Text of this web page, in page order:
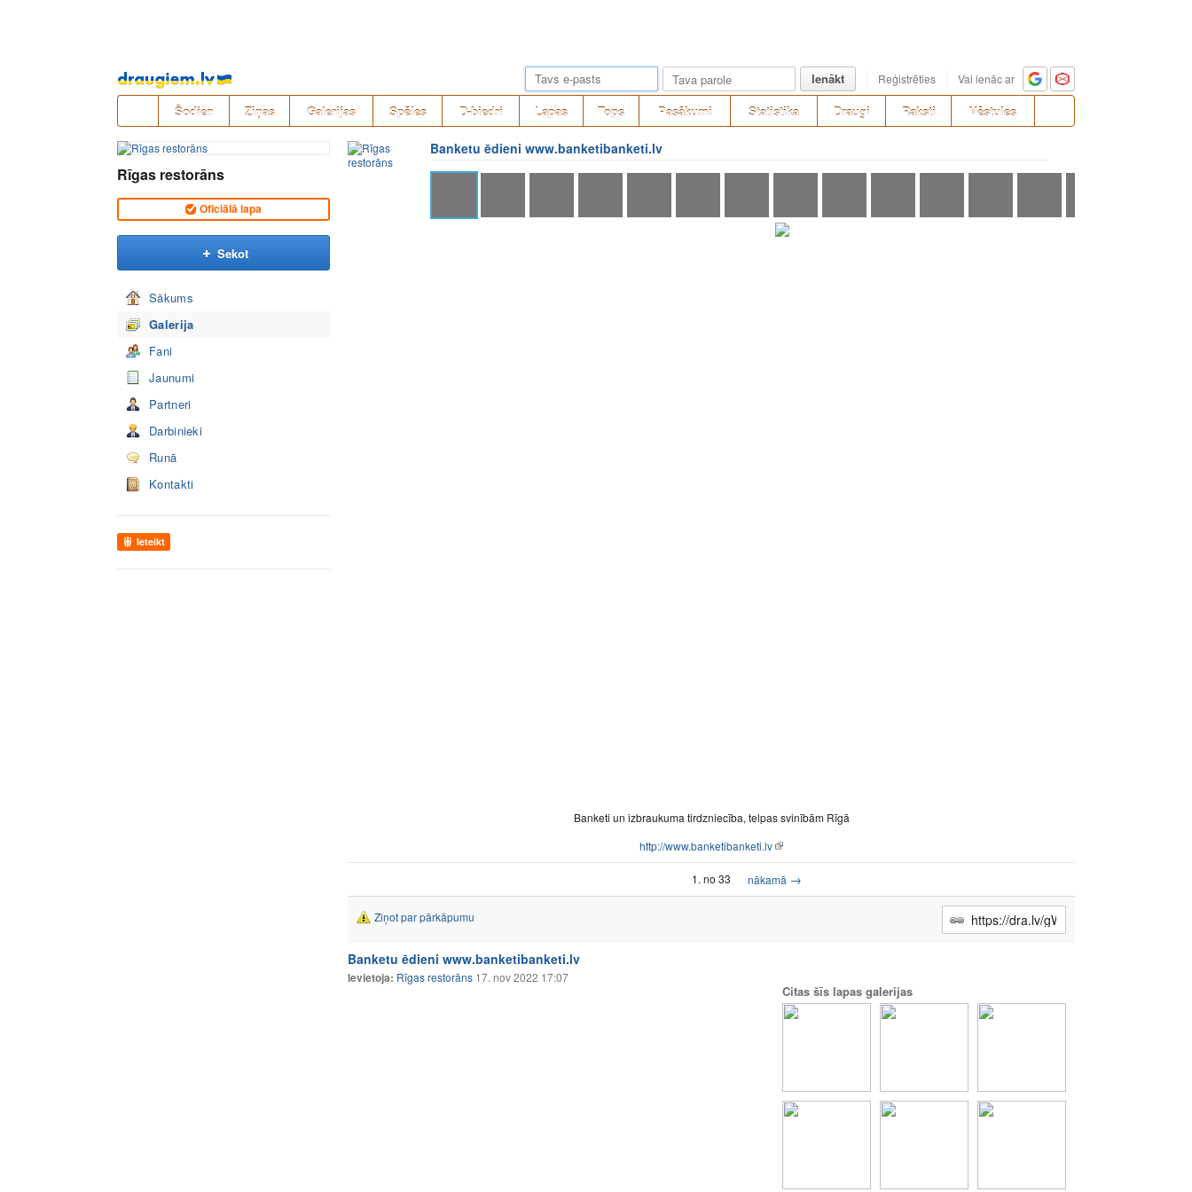
Pāriet
uz
saturu
Ienākt Reģistrēties Vai ienāc ar
Šodien Ziņas Galerijas Spēles D-biedri Lapas Tops Pasākumi Statistika Draugi Raksti Vēstules
Rīgas restorāns
Oficiālā lapa
Sekot
Sākums
Galerija
Fani
Jaunumi
Partneri
Darbinieki
Runā
Kontakti
Ieteikt
Banketu ēdieni www.banketibanketi.lv
Banketi un izbraukuma tirdzniecība, telpas svinībām Rīgā
http://www.banketibanketi.lv
1. no 33 nākamā →
Ziņot par pārkāpumu
Banketu ēdieni www.banketibanketi.lv
Ievietoja: Rīgas restorāns 17. nov 2022 17:07
Citas šīs lapas galerijas